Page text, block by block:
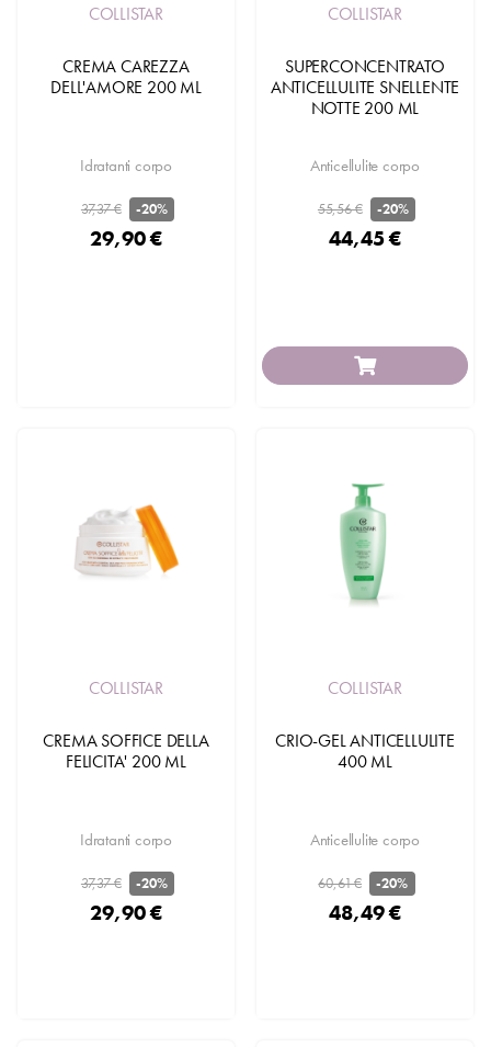
COLLISTAR
CREMA CAREZZA
DELL'AMORE 200 ML
Idratanti corpo
37,37 € -20%
29,90 €
COLLISTAR
SUPERCONCENTRATO
ANTICELLULITE SNELLENTE
NOTTE 200 ML
Anticellulite corpo
55,56 € -20%
44,45 €
COLLISTAR
CREMA SOFFICE DELLA
FELICITA' 200 ML
Idratanti corpo
37,37 € -20%
29,90 €
COLLISTAR
CRIO-GEL ANTICELLULITE
400 ML
Anticellulite corpo
60,61 € -20%
48,49 €